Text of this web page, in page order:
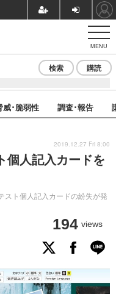
MENU
検索 購読
威･脆弱性 調査･報告
個人記入カードを
スト個人記入カードの紛失が発
194 views
2019.12.27 Fri 8:00